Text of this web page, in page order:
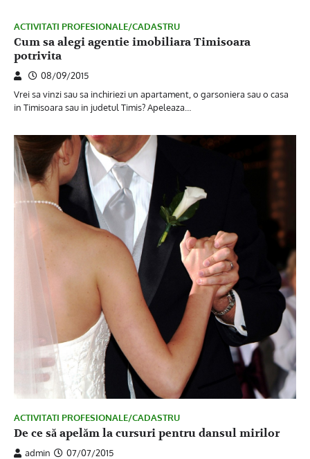
ACTIVITATI PROFESIONALE/CADASTRU
Cum sa alegi agentie imobiliara Timisoara
potrivita
08/09/2015
Vrei sa vinzi sau sa inchiriezi un apartament, o garsoniera sau o casa
in Timisoara sau in judetul Timis? Apeleaza…
ACTIVITATI PROFESIONALE/CADASTRU
De ce să apelăm la cursuri pentru dansul mirilor
admin
07/07/2015